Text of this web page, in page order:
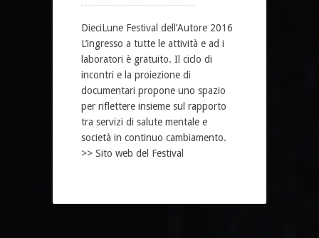
DieciLune Festival dell’Autore 2016
L’ingresso a tutte le attività e ad i
laboratori è gratuito. Il ciclo di
incontri e la proiezione di
documentari propone uno spazio
per riflettere insieme sul rapporto
tra servizi di salute mentale e
società in continuo cambiamento.
>> Sito web del Festival